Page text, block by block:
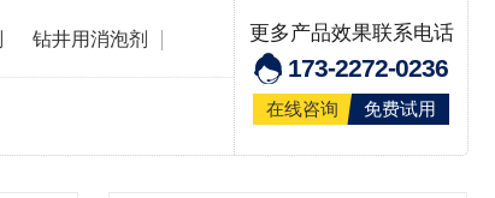
钻井用消泡剂 更多产品效果联系电话
173-2272-0236
在线咨询 免费试用